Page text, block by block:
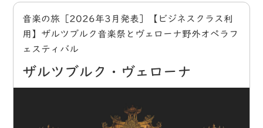
音楽の旅［2026年3月発表］【ビジネスクラス利
用】ザルツブルク音楽祭とヴェローナ野外オペラフ
ェスティバル
ザルツブルク・ヴェローナ